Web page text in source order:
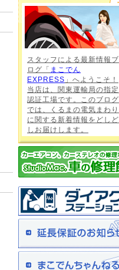
スタッフによる最新情報ブ
ログ「 まこでん
EXPRESS 」へようこそ！
当店は、関東運輸局の指定
認証工場です。このブログ
では、くるまの電気まわり
に関する新着情報をどしど
しお届けします。